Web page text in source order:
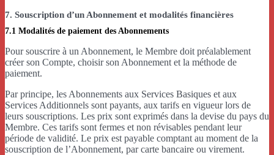
7. Souscription d’un Abonnement et modalités financières
7.1 Modalités de paiement des Abonnements
Pour souscrire à un Abonnement, le Membre doit préalablement
créer son Compte, choisir son Abonnement et la méthode de
paiement.
Par principe, les Abonnements aux Services Basiques et aux
Services Additionnels sont payants, aux tarifs en vigueur lors de
leurs souscriptions. Les prix sont exprimés dans la devise du pays du
Membre. Ces tarifs sont fermes et non révisables pendant leur
période de validité. Le prix est payable comptant au moment de la
souscription de l’Abonnement, par carte bancaire ou virement.